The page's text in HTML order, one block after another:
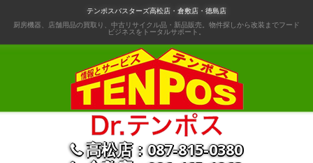
動
テンポスバスターズ高松店・倉敷店・徳島店
厨房機器、店舗用品の買取り、中古リサイクル品・新品販売。物件探しから改装までフード
ビジネスをトータルサポート。
高松店：087-815-0380